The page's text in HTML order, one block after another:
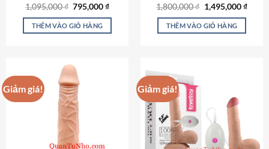
Được xếp
hạng4.65
5 sao
1,095,000₫ Giá
là:
1,095,000 ₫.
795,000₫Giá
tại
THÊM VÀO GIỎ HÀNG
Được xếp
hạng4.89
5 sao
1,800,000₫ Giá
gốc
là:
1,800,000 ₫.
1,495,000₫Giá
THÊM VÀO GIỎ HÀNG
Giảm giá! Giảm giá!